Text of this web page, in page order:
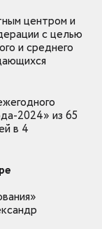
центром и
с целью
и среднего
2024» из 65
в 4